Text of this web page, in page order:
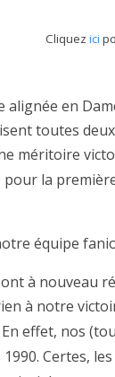
Cliquez ici
alignée en
toutes
méritoire
la
équipe
à nouveau
à notre
En effet, nos
Certes,